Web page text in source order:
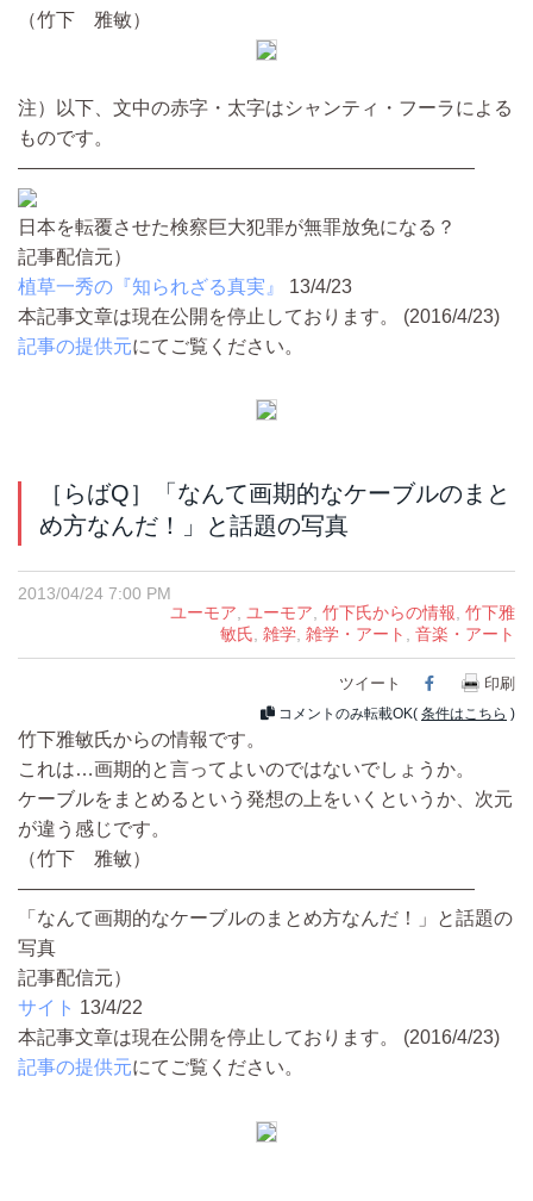
（竹下 雅敏）
注）以下、文中の赤字・太字はシャンティ・フーラによる
ものです。
————————————————————————
日本を転覆させた検察巨大犯罪が無罪放免になる？
記事配信元）
植草一秀の『知られざる真実』
13/4/23
本記事文章は現在公開を停止しております。 (2016/4/23)
記事の提供元にてご覧ください。
［らばQ］「なんて画期的なケーブルのまと
め方なんだ！」と話題の写真
2013/04/24 7:00 PM
ユーモア, ユーモア, 竹下氏からの情報, 竹下雅
敏氏, 雑学, 雑学・アート , 音楽・アート
ツイート Facebook
印刷
コメントのみ転載OK( 条件はこちら )
竹下雅敏氏からの情報です。
これは…画期的と言ってよいのではないでしょうか。
ケーブルをまとめるという発想の上をいくというか、次元
が違う感じです。
（竹下 雅敏）
————————————————————————
「なんて画期的なケーブルのまとめ方なんだ！」と話題の
写真
記事配信元）
サイト 13/4/22
本記事文章は現在公開を停止しております。 (2016/4/23)
記事の提供元にてご覧ください。